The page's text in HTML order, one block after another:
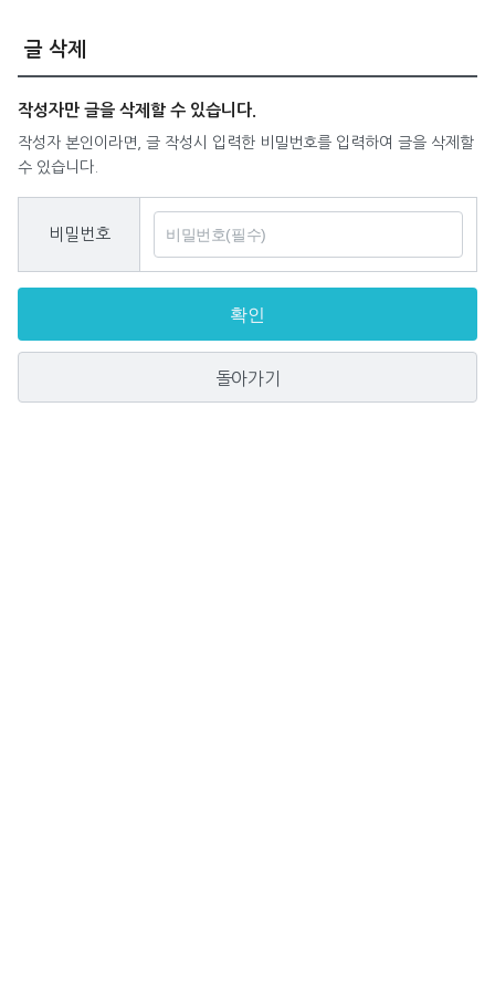
글 삭제
작성자만 글을 삭제할 수 있습니다.
작성자 본인이라면, 글 작성시 입력한 비밀번호를 입력하여 글을 삭제할
수 있습니다.
비밀번호
확인
돌아가기